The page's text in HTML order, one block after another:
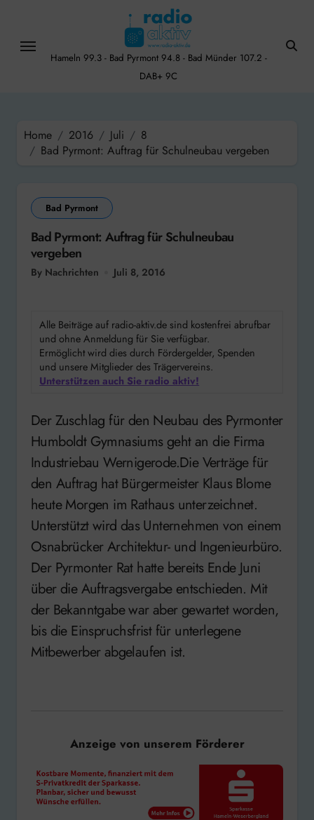
content
Hameln 99.3 - Bad Pyrmont 94.8 - Bad Münder 107.2 -
DAB+ 9C
Home 2016 Juli
8
Bad Pyrmont: Auftrag für Schulneubau vergeben
Bad Pyrmont
Bad Pyrmont: Auftrag für Schulneubau
vergeben
By Nachrichten Juli 8, 2016
Alle Beiträge auf radio-aktiv.de sind kostenfrei abrufbar
und ohne Anmeldung für Sie verfügbar.
Ermöglicht wird dies durch Fördergelder, Spenden
und unsere Mitglieder des Trägervereins.
Unterstützen auch Sie radio aktiv!
Der Zuschlag für den Neubau des Pyrmonter
Humboldt Gymnasiums geht an die Firma
Industriebau Wernigerode.Die Verträge für
den Auftrag hat Bürgermeister Klaus Blome
heute Morgen im Rathaus unterzeichnet.
Unterstützt wird das Unternehmen von einem
Osnabrücker Architektur- und Ingenieurbüro.
Der Pyrmonter Rat hatte bereits Ende Juni
über die Auftragsvergabe entschieden. Mit
der Bekanntgabe war aber gewartet worden,
bis die Einspruchsfrist für unterlegene
Mitbewerber abgelaufen ist.
Anzeige von unserem Förderer